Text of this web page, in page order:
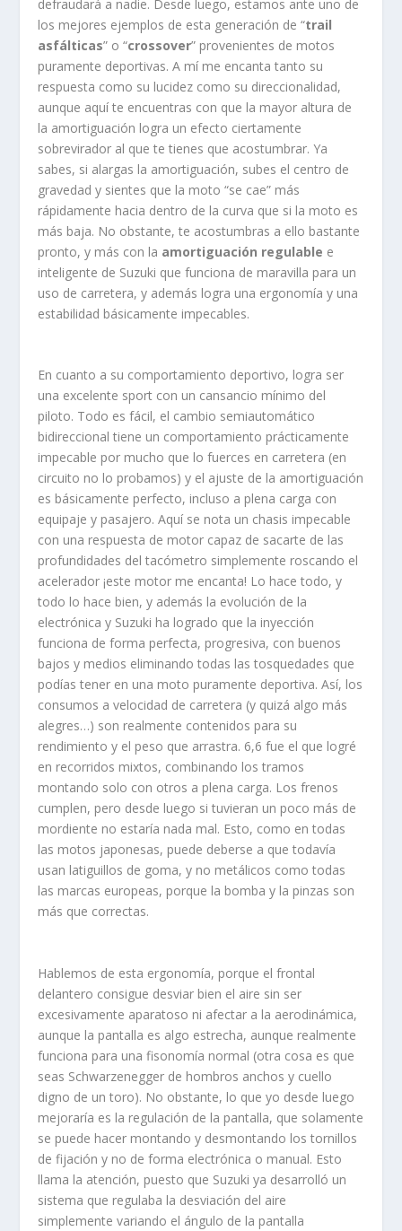
defraudará a nadie. Desde luego, estamos ante uno de
los mejores ejemplos de esta generación de “trail
asfálticas” o “crossover” provenientes de motos
puramente deportivas. A mí me encanta tanto su
respuesta como su lucidez como su direccionalidad,
aunque aquí te encuentras con que la mayor altura de
la amortiguación logra un efecto ciertamente
sobrevirador al que te tienes que acostumbrar. Ya
sabes, si alargas la amortiguación, subes el centro de
gravedad y sientes que la moto “se cae” más
rápidamente hacia dentro de la curva que si la moto es
más baja. No obstante, te acostumbras a ello bastante
pronto, y más con la amortiguación regulable e
inteligente de Suzuki que funciona de maravilla para un
uso de carretera, y además logra una ergonomía y una
estabilidad básicamente impecables.
En cuanto a su comportamiento deportivo, logra ser
una excelente sport con un cansancio mínimo del
piloto. Todo es fácil, el cambio semiautomático
bidireccional tiene un comportamiento prácticamente
impecable por mucho que lo fuerces en carretera (en
circuito no lo probamos) y el ajuste de la amortiguación
es básicamente perfecto, incluso a plena carga con
equipaje y pasajero. Aquí se nota un chasis impecable
con una respuesta de motor capaz de sacarte de las
profundidades del tacómetro simplemente roscando el
acelerador ¡este motor me encanta! Lo hace todo, y
todo lo hace bien, y además la evolución de la
electrónica y Suzuki ha logrado que la inyección
funciona de forma perfecta, progresiva, con buenos
bajos y medios eliminando todas las tosquedades que
podías tener en una moto puramente deportiva. Así, los
consumos a velocidad de carretera (y quizá algo más
alegres…) son realmente contenidos para su
rendimiento y el peso que arrastra. 6,6 fue el que logré
en recorridos mixtos, combinando los tramos
montando solo con otros a plena carga. Los frenos
cumplen, pero desde luego si tuvieran un poco más de
mordiente no estaría nada mal. Esto, como en todas
las motos japonesas, puede deberse a que todavía
usan latiguillos de goma, y no metálicos como todas
las marcas europeas, porque la bomba y la pinzas son
más que correctas.
Hablemos de esta ergonomía, porque el frontal
delantero consigue desviar bien el aire sin ser
excesivamente aparatoso ni afectar a la aerodinámica,
aunque la pantalla es algo estrecha, aunque realmente
funciona para una fisonomía normal (otra cosa es que
seas Schwarzenegger de hombros anchos y cuello
digno de un toro). No obstante, lo que yo desde luego
mejoraría es la regulación de la pantalla, que solamente
se puede hacer montando y desmontando los tornillos
de fijación y no de forma electrónica o manual. Esto
llama la atención, puesto que Suzuki ya desarrolló un
sistema que regulaba la desviación del aire
simplemente variando el ángulo de la pantalla